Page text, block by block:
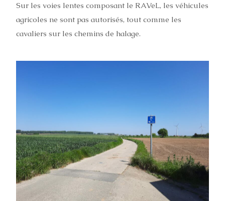
Sur les voies lentes composant le RAVeL, les véhicules
agricoles ne sont pas autorisés, tout comme les
cavaliers sur les chemins de halage.